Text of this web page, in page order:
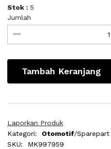
Stok : 5
Jumlah
Tambah Keranjang
Laporkan Produk
Kategori:
Otomotif/Sparepart
SKU:
MK997959